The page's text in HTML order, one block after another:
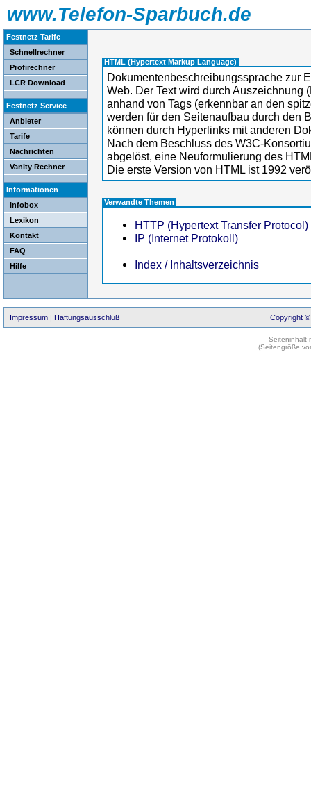
www.Telefon-Sparbuch.de
Festnetz Tarife
Schnellrechner
Profirechner
LCR Download
Festnetz Service
Anbieter
Tarife
Nachrichten
Vanity Rechner
Informationen
Infobox
Lexikon
Kontakt
FAQ
Hilfe
HTML (Hypertext Markup Language)
Dokumentenbeschreibungssprache zur
Web. Der Text wird durch Auszeichnung
anhand von Tags (erkennbar an den
werden für den Seitenaufbau durch den
können durch Hyperlinks mit anderen
Nach dem Beschluss des W3C-
abgelöst, eine Neuformulierung des
Die erste Version von HTML ist 1992
Verwandte Themen
HTTP (Hypertext Transfer Protocol)
IP (Internet Protokoll)
Index / Inhaltsverzeichnis
Impressum | Haftungsausschluß Copyright ©
Seiteninhalt
(Seitengröße